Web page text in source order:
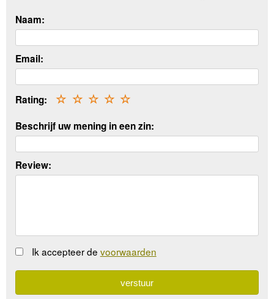
Naam:
Email:
Rating: ☆
☆
☆
☆
☆
Beschrijf uw mening in een zin:
Review:
Ik accepteer de voorwaarden